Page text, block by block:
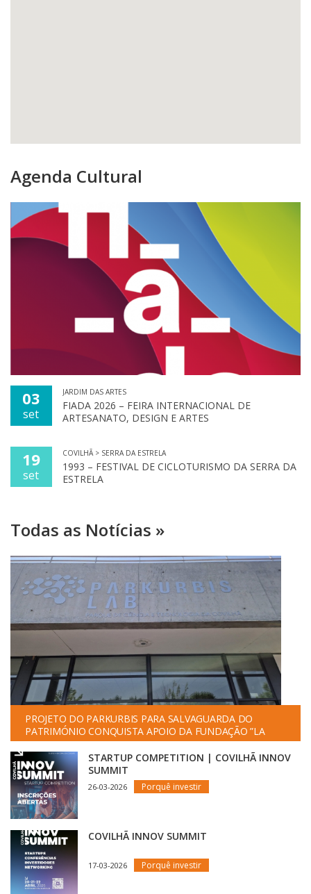
Agenda Cultural
03
set
JARDIM DAS ARTES
FIADA 2026 – FEIRA INTERNACIONAL DE
ARTESANATO, DESIGN E ARTES
19
set
COVILHÃ > SERRA DA ESTRELA
1993 – FESTIVAL DE CICLOTURISMO DA SERRA DA
ESTRELA
Todas as Notícias »
PROJETO DO PARKURBIS PARA SALVAGUARDA DO
PATRIMÓNIO CONQUISTA APOIO DA FUNDAÇÃO ”LA
CAIXA”
STARTUP COMPETITION | COVILHÃ INNOV
SUMMIT
26-03-2026 Porquê investir
COVILHÃ INNOV SUMMIT
17-03-2026 Porquê investir